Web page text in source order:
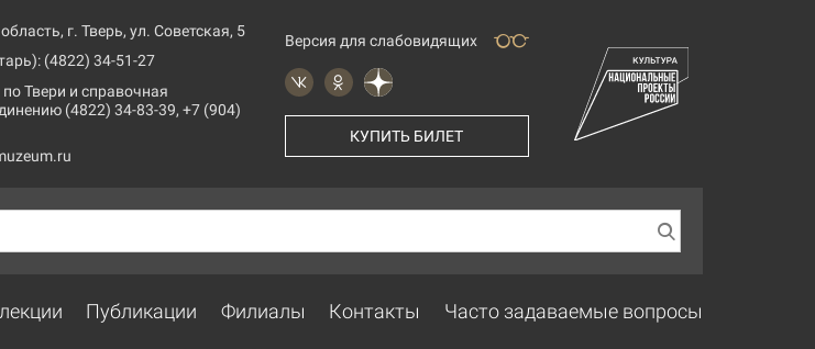
г. Тверь, ул. Советская, 5
(4822) 34-51-27
по Твери и справочная
(4822) 34-83-39, +7 (904)
Версия для слабовидящих
КУПИТЬ БИЛЕТ
Публикации Филиалы Контакты Часто задаваемые вопросы